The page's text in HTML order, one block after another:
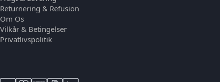
Returnering & Refusion
Om Os
Vilkår & Betingelser
Privatlivspolitik